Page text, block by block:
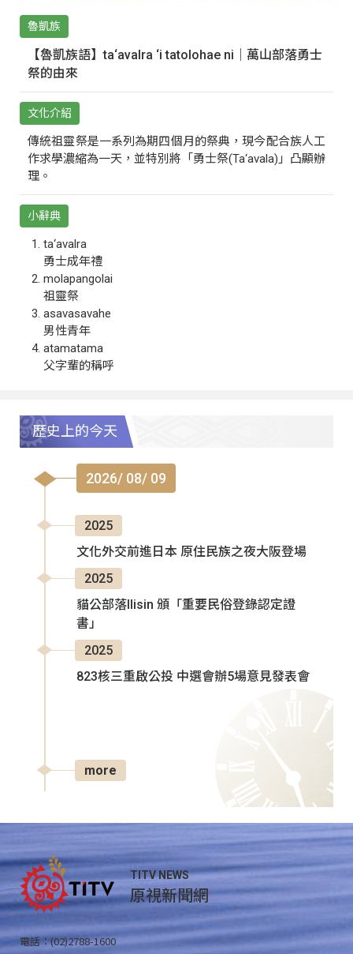
魯凱族
【魯凱族語】ta‘avalra ‘i tatolohae ni｜萬山部落勇士
祭的由來
文化介紹
傳統祖靈祭是一系列為期四個月的祭典，現今配合族人工
作求學濃縮為一天，並特別將「勇士祭(Ta‘avala)」凸顯辦
理。
小辭典
ta‘avalra
勇士成年禮
molapangolai
祖靈祭
asavasavahe
男性青年
atamatama
父字輩的稱呼
歷史上的今天
2026/ 08/ 09
2025
文化外交前進日本 原住民族之夜大阪登場
2025
貓公部落Ilisin 頒「重要民俗登錄認定證
書」
2025
823核三重啟公投 中選會辦5場意見發表會
more
TITV NEWS
原視新聞網
電話：(02)2788-1600